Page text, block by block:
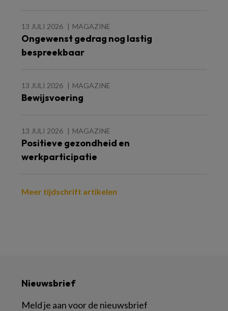
13 JULI 2026 MAGAZINE
Ongewenst gedrag nog lastig
bespreekbaar
13 JULI 2026 MAGAZINE
Bewijsvoering
13 JULI 2026 MAGAZINE
Positieve gezondheid en
werkparticipatie
Meer tijdschrift artikelen
Nieuwsbrief
Meld je aan voor de nieuwsbrief